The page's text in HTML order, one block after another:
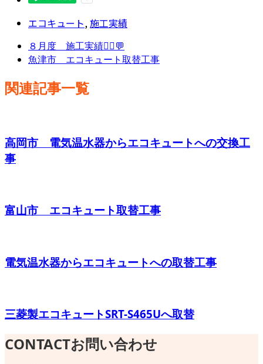
エコキュート,施工実績
８月度 施工実績👷‍♂️💬
魚津市 エコキュート取替工事
関連記事一覧
高岡市 電気温水器からエコキュートへの交換工
事
富山市 エコキュート取替工事
電気温水器からエコキュートへの取替工事
三菱製エコキュートSRT-S465Uへ取替
CONTACTお問い合わせ